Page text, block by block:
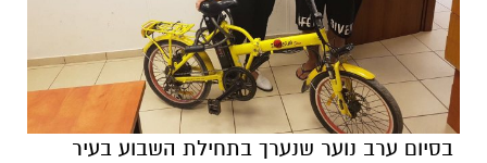
בסיום ערב נוער שנערך בתחילת השבוע בעיר